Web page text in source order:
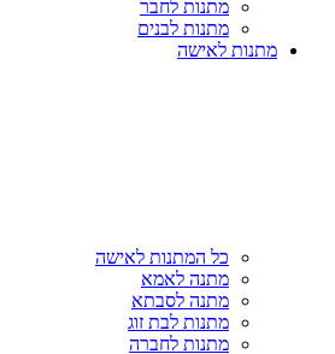
מתנות לחבר
מתנות לבנים
מתנות לאישה
כל המתנות לאישה
מתנה לאמא
מתנה לסבתא
מתנות לבת זוג
מתנות לחברה